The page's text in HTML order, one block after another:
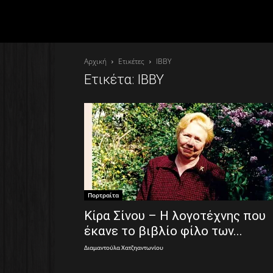
Αρχική Ετικέτες IBBY
Ετικέτα: IBBY
Πορτραίτα
Κίρα Σίνου – Η λογοτέχνης που
έκανε το βιβλίο φίλο των...
Διαμαντούλα Χατζηαντωνίου